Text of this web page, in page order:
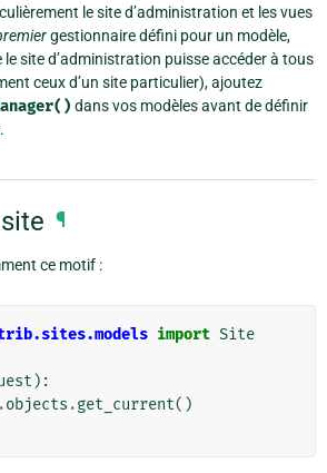
le site d’administration et les vues
gestionnaire défini pour un modèle,
site d’administration puisse accéder à tous
ceux d’un site particulier), ajoutez
dans vos modèles avant de définir
.
¶
ce motif :
import Site
):
.objects .get_current()